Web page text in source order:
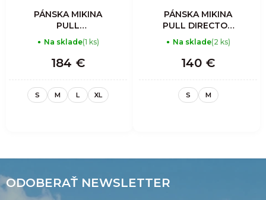
PÁNSKA MIKINA
PULL
RESOLUTION
LIGHT - SLATE
Na sklade(1 ks)
184 €
S M L XL
PÁNSKA MIKINA
PULL DIRECTOR
LIGHT - SULPHUR
Na sklade(2 ks)
140 €
S M
ODOBERAŤ NEWSLETTER